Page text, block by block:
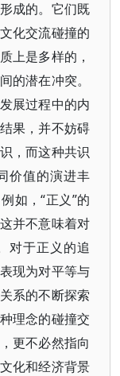
成的。它们既
化交流碰撞的
上是多样的，
的潜在冲突。
展过程中的内
果，并不妨碍
，而这种共识
价值的演进丰
如，“正义”的
并不意味着对
对于正义的追
现为对平等与
系的不断探索
理念的碰撞交
更不必然指向
化和经济背景